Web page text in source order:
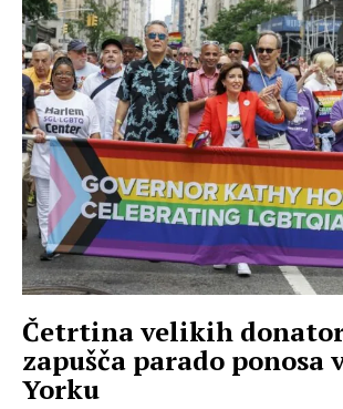
Četrtina velikih
zapušča parado ponosa
Yorku